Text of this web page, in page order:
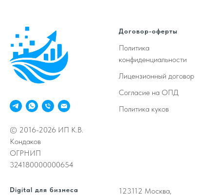
© 2016-2026 ИП К.В.
Кондаков
ОГРНИП
324180000000654
Договор-оферты
Политика
конфиденциальности
Лицензионный договор
Согласие на ОПД
Политика куков
Digital для бизнеса 123112 Москва,